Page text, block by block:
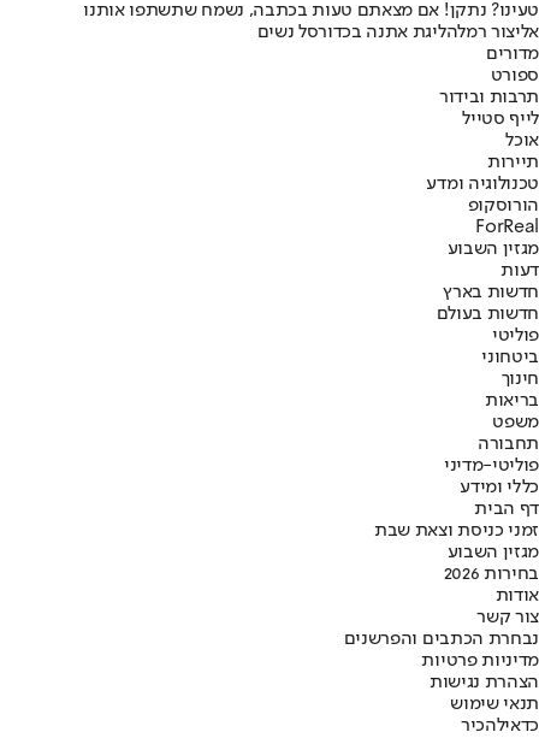
טעינו? נתקן! אם מצאתם טעות בכתבה, נשמח שתשתפו אותנו
אליצור רמלהליגת אתנה בכדורסל נשים
מדורים
ספורט
תרבות ובידור
לייף סטייל
אוכל
תיירות
טכנולוגיה ומדע
הורוסקופ
ForReal
מגזין השבוע
דעות
חדשות בארץ
חדשות בעולם
פוליטי
ביטחוני
חינוך
בריאות
משפט
תחבורה
פוליטי-מדיני
כללי ומידע
דף הבית
זמני כניסת וצאת שבת
מגזין השבוע
בחירות 2026
אודות
צור קשר
נבחרת הכתבים והפרשנים
מדיניות פרטיות
הצהרת נגישות
תנאי שימוש
כדאילהכיר